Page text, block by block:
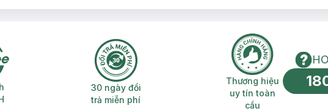
miễn phí 2H 30 ngày đổi trả miễn phí
30 ngày đổi
trả miễn phí
Thương hiệu
Thương hiệu
uy tín toàn
cầu